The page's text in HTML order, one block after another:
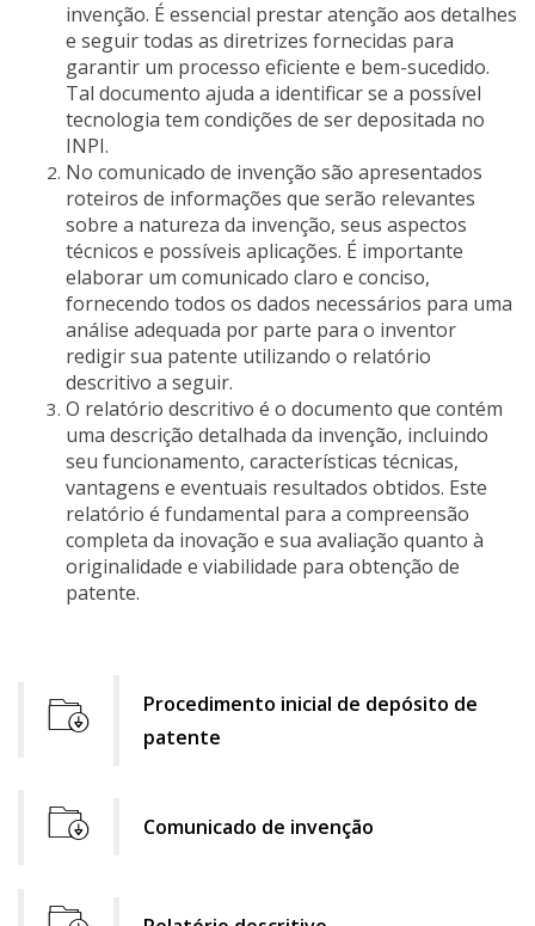
invenção. É essencial prestar atenção aos detalhes
e seguir todas as diretrizes fornecidas para
garantir um processo eficiente e bem-sucedido.
Tal documento ajuda a identificar se a possível
tecnologia tem condições de ser depositada no
INPI.
No comunicado de invenção são apresentados
roteiros de informações que serão relevantes
sobre a natureza da invenção, seus aspectos
técnicos e possíveis aplicações. É importante
elaborar um comunicado claro e conciso,
fornecendo todos os dados necessários para uma
análise adequada por parte para o inventor
redigir sua patente utilizando o relatório
descritivo a seguir.
O relatório descritivo é o documento que contém
uma descrição detalhada da invenção, incluindo
seu funcionamento, características técnicas,
vantagens e eventuais resultados obtidos. Este
relatório é fundamental para a compreensão
completa da inovação e sua avaliação quanto à
originalidade e viabilidade para obtenção de
patente.
download
icon
Procedimento inicial de depósito de
patente
download
Comunicado de invenção